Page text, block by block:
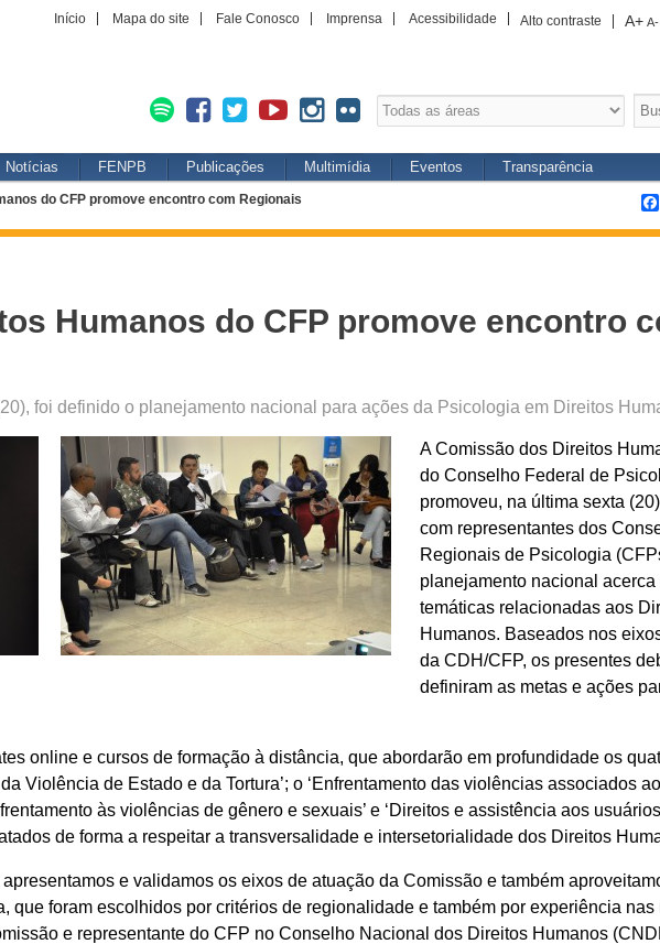
A+ A-
Alto contraste
Início Mapa do site Fale Conosco Imprensa Acessibilidade
Notícias FENPB Publicações Multimídia Eventos Transparência
do CFP promove encontro com Regionais
Humanos do CFP promove encontro
foi definido o planejamento nacional para ações da Psicologia em Direitos
A Comissão dos Direitos
do Conselho Federal de
promoveu, na última sexta
com representantes dos
Regionais de Psicologia
planejamento nacional acerca
temáticas relacionadas aos
Humanos. Baseados nos
da CDH/CFP, os presentes
definiram as metas e ações
online e cursos de formação à distância, que abordarão em profundidade os
Violência de Estado e da Tortura’; o ‘Enfrentamento das violências associados
às violências de gênero e sexuais’ e ‘Direitos e assistência aos
de forma a respeitar a transversalidade e intersetorialidade dos Direitos
e validamos os eixos de atuação da Comissão e também
que foram escolhidos por critérios de regionalidade e também por experiência nas
e representante do CFP no Conselho Nacional dos Direitos Humanos